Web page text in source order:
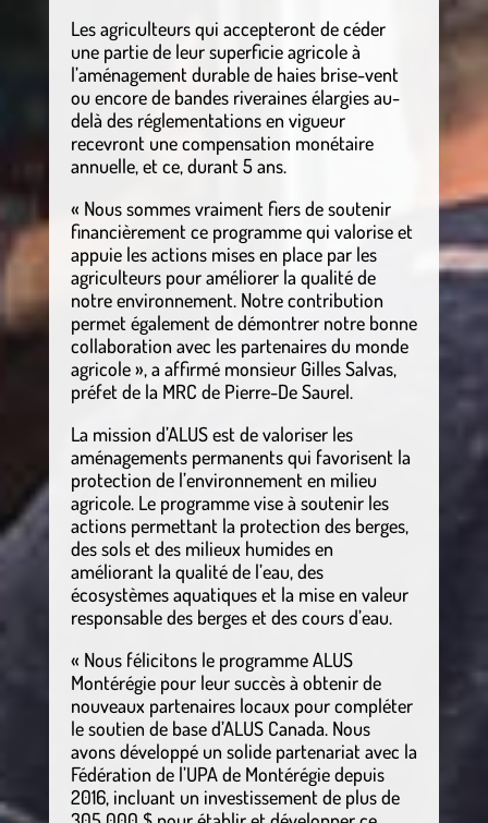
Les agriculteurs qui accepteront de céder
une partie de leur superficie agricole à
l’aménagement durable de haies brise-vent
ou encore de bandes riveraines élargies au-
delà des réglementations en vigueur
recevront une compensation monétaire
annuelle, et ce, durant 5 ans.
« Nous sommes vraiment fiers de soutenir
financièrement ce programme qui valorise et
appuie les actions mises en place par les
agriculteurs pour améliorer la qualité de
notre environnement. Notre contribution
permet également de démontrer notre bonne
collaboration avec les partenaires du monde
agricole », a affirmé monsieur Gilles Salvas,
préfet de la MRC de Pierre-De Saurel.
La mission d’ALUS est de valoriser les
aménagements permanents qui favorisent la
protection de l’environnement en milieu
agricole. Le programme vise à soutenir les
actions permettant la protection des berges,
des sols et des milieux humides en
améliorant la qualité de l’eau, des
écosystèmes aquatiques et la mise en valeur
responsable des berges et des cours d’eau.
« Nous félicitons le programme ALUS
Montérégie pour leur succès à obtenir de
nouveaux partenaires locaux pour compléter
le soutien de base d’ALUS Canada. Nous
avons développé un solide partenariat avec la
Fédération de l’UPA de Montérégie depuis
2016, incluant un investissement de plus de